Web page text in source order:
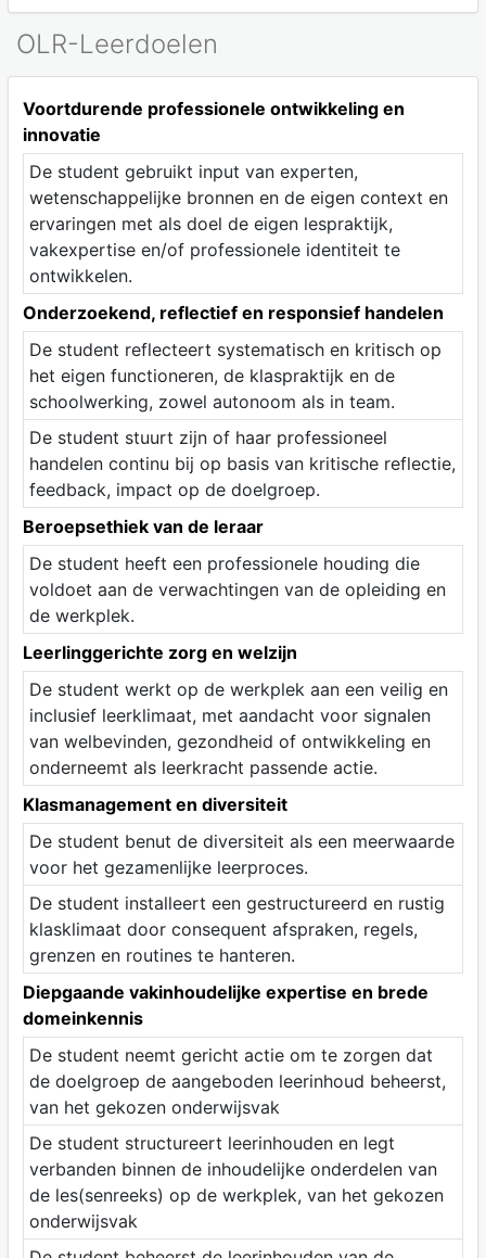
OLR-Leerdoelen
Voortdurende professionele ontwikkeling en
innovatie
De student gebruikt input van experten,
wetenschappelijke bronnen en de eigen context en
ervaringen met als doel de eigen lespraktijk,
vakexpertise en/of professionele identiteit te
ontwikkelen.
Onderzoekend, reflectief en responsief handelen
De student reflecteert systematisch en kritisch op
het eigen functioneren, de klaspraktijk en de
schoolwerking, zowel autonoom als in team.
De student stuurt zijn of haar professioneel
handelen continu bij op basis van kritische reflectie,
feedback, impact op de doelgroep.
Beroepsethiek van de leraar
De student heeft een professionele houding die
voldoet aan de verwachtingen van de opleiding en
de werkplek.
Leerlinggerichte zorg en welzijn
De student werkt op de werkplek aan een veilig en
inclusief leerklimaat, met aandacht voor signalen
van welbevinden, gezondheid of ontwikkeling en
onderneemt als leerkracht passende actie.
Klasmanagement en diversiteit
De student benut de diversiteit als een meerwaarde
voor het gezamenlijke leerproces.
De student installeert een gestructureerd en rustig
klasklimaat door consequent afspraken, regels,
grenzen en routines te hanteren.
Diepgaande vakinhoudelijke expertise en brede
domeinkennis
De student neemt gericht actie om te zorgen dat
de doelgroep de aangeboden leerinhoud beheerst,
van het gekozen onderwijsvak
De student structureert leerinhouden en legt
verbanden binnen de inhoudelijke onderdelen van
de les(senreeks) op de werkplek, van het gekozen
onderwijsvak